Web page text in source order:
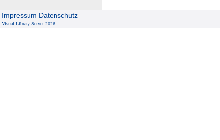
Impressum Datenschutz
Visual Library Server 2026